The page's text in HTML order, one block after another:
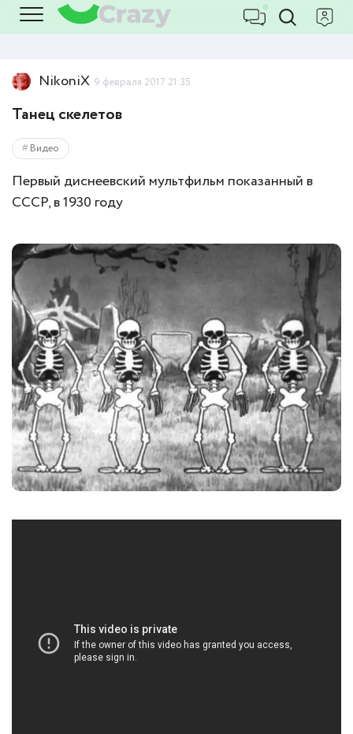
NikoniX 9 февраля 2017 21:35
Танец скелетов
Видео
Первый диснеевский мультфильм показанный в
СССР, в 1930 году